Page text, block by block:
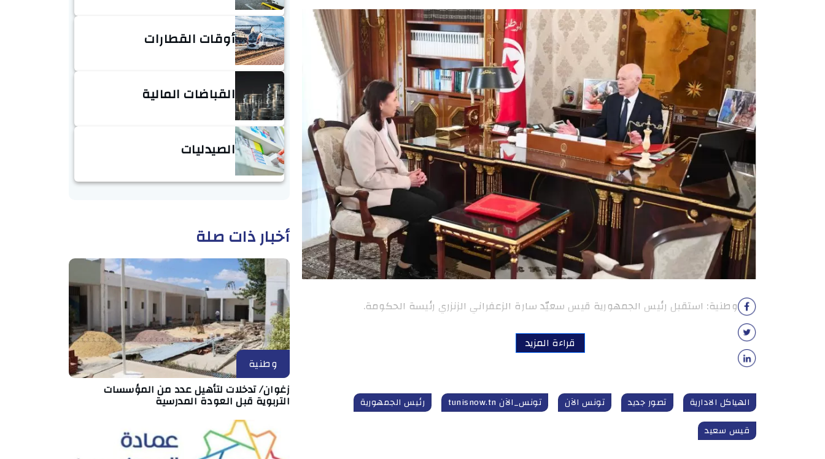
وطنية: استقبل رئيس الجمهورية قيس سعيّد سارة الزعفراني الزنزري رئيسة الحكومة.
قراءة المزيد
الهياكل الادارية تصور جديد تونس الآن تونس_الآن tunisnow.tn
رئيس الجمهورية
قيس سعيد
أوقات القطارات
القباضات المالية
الصيدليات
أخبار ذات صلة
وطنية
زغوان/ تدخلات لتأهيل عدد من المؤسسات
التربوية قبل العودة المدرسية